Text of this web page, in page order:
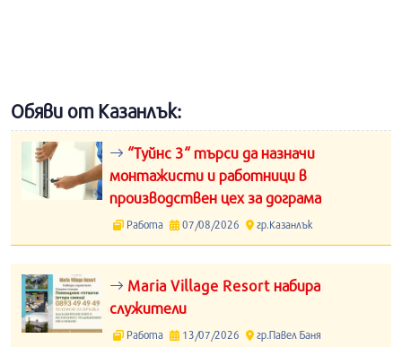
Обяви от Казанлък:
“Туйнс 3“ търси да назначи
монтажисти и работници в
производствен цех за дограма
Работа 07/08/2026 гр.Казанлък
Maria Village Resort набира
служители
Работа 13/07/2026 гр.Павел Баня